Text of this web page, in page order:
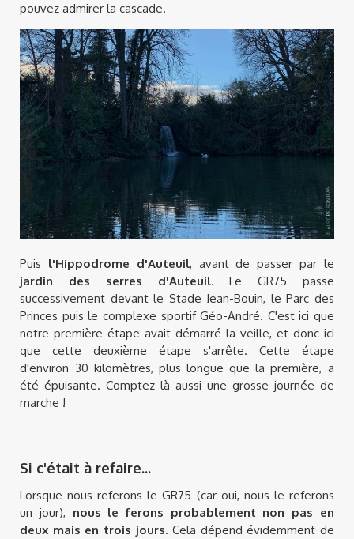
pouvez admirer la cascade.
Puis l'Hippodrome d'Auteuil, avant de passer par le
jardin des serres d'Auteuil. Le GR75 passe
successivement devant le Stade Jean-Bouin, le Parc des
Princes puis le complexe sportif Géo-André. C'est ici que
notre première étape avait démarré la veille, et donc ici
que cette deuxième étape s'arrête. Cette étape
d'environ 30 kilomètres, plus longue que la première, a
été épuisante. Comptez là aussi une grosse journée de
marche !
Si c'était à refaire...
Lorsque nous referons le GR75 (car oui, nous le referons
un jour), nous le ferons probablement non pas en
deux mais en trois jours. Cela dépend évidemment de